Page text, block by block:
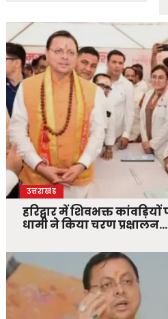
उत्तराखंड
हरिद्वार में शिवभक्त कांवड़ियों
धामी ने किया चरण प्रक्षालन…